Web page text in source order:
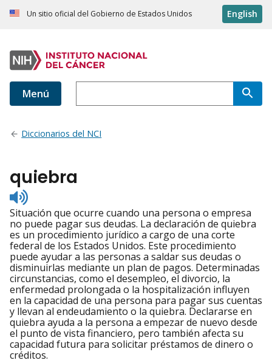
Un sitio oficial del Gobierno de Estados Unidos English
Menú
Diccionarios del NCI
quiebra
Listen
to
pronunciation
Situación que ocurre cuando una persona o empresa
no puede pagar sus deudas. La declaración de quiebra
es un procedimiento jurídico a cargo de una corte
federal de los Estados Unidos. Este procedimiento
puede ayudar a las personas a saldar sus deudas o
disminuirlas mediante un plan de pagos. Determinadas
circunstancias, como el desempleo, el divorcio, la
enfermedad prolongada o la hospitalización influyen
en la capacidad de una persona para pagar sus cuentas
y llevan al endeudamiento o la quiebra. Declararse en
quiebra ayuda a la persona a empezar de nuevo desde
el punto de vista financiero, pero también afecta su
capacidad futura para solicitar préstamos de dinero o
créditos.